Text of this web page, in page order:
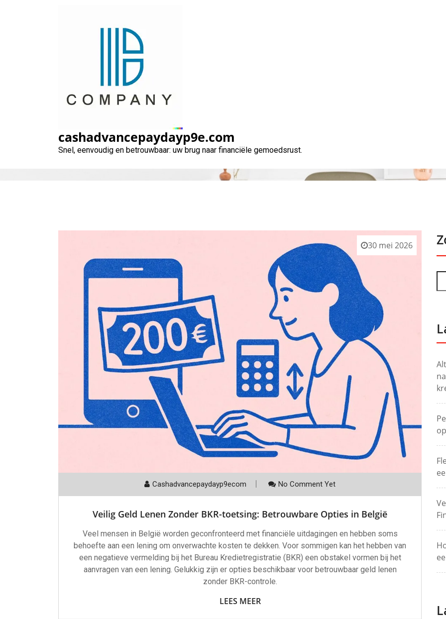
cashadvancepaydayp9e.com
Snel, eenvoudig en betrouwbaar: uw brug naar financiële gemoedsrust.
30 mei 2026
Cashadvancepaydayp9ecom No Comment Yet
Veilig Geld Lenen Zonder BKR-toetsing: Betrouwbare Opties in België
Veel mensen in België worden geconfronteerd met financiële uitdagingen en hebben soms
behoefte aan een lening om onverwachte kosten te dekken. Voor sommigen kan het hebben van
een negatieve vermelding bij het Bureau Kredietregistratie (BKR) een obstakel vormen bij het
aanvragen van een lening. Gelukkig zijn er opties beschikbaar voor betrouwbaar geld lenen
zonder BKR-controle.
LEES MEER